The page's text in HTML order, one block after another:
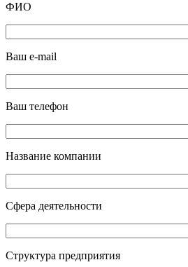
ФИО
Ваш e-mail
Ваш телефон
Название компании
Сфера деятельности
Структура предприятия